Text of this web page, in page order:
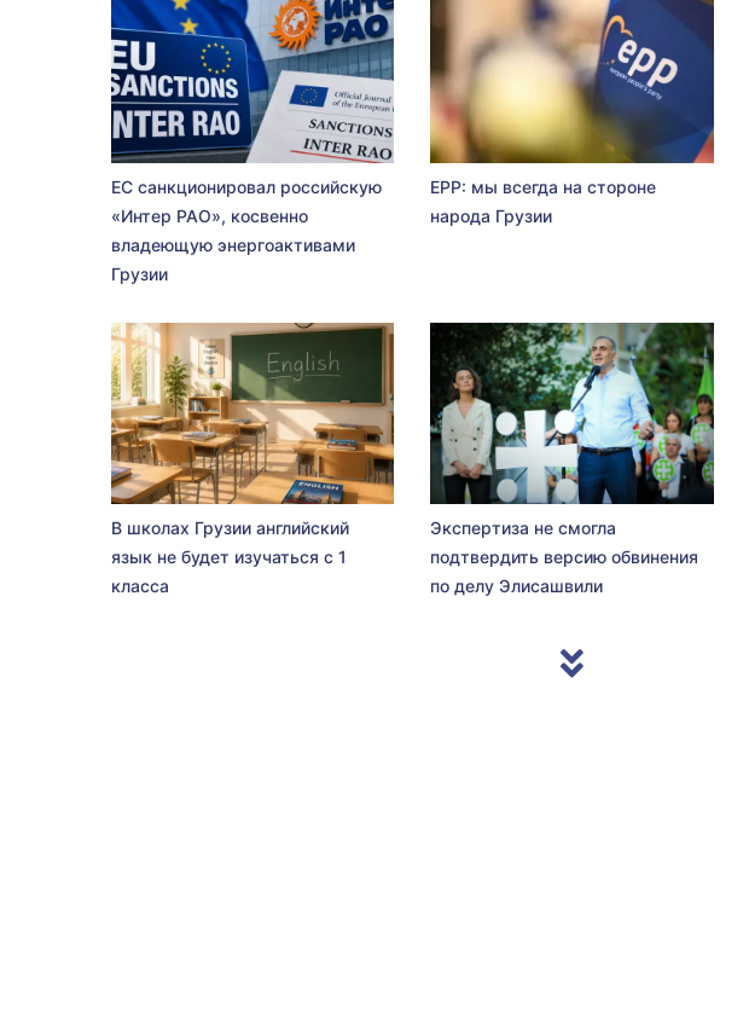
ЕС санкционировал российскую
«Интер РАО», косвенно
владеющую энергоактивами
Грузии
EPP: мы всегда на стороне
народа Грузии
В школах Грузии английский
язык не будет изучаться с 1
класса
Экспертиза не смогла
подтвердить версию обвинения
по делу Элисашвили